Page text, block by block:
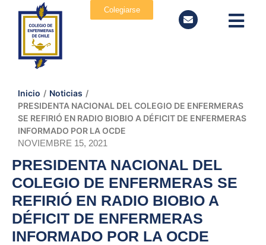
Colegiarse
Inicio / Noticias /
PRESIDENTA NACIONAL DEL COLEGIO DE ENFERMERAS
SE REFIRIÓ EN RADIO BIOBIO A DÉFICIT DE ENFERMERAS
INFORMADO POR LA OCDE
NOVIEMBRE 15, 2021
PRESIDENTA NACIONAL DEL
COLEGIO DE ENFERMERAS SE
REFIRIÓ EN RADIO BIOBIO A
DÉFICIT DE ENFERMERAS
INFORMADO POR LA OCDE